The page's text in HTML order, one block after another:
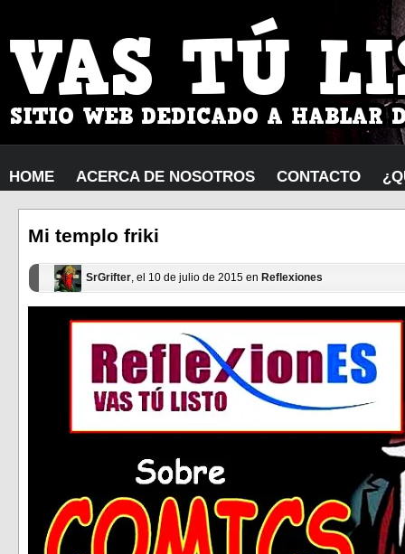
HOME ACERCA DE NOSOTROS CONTACTO
Mi templo friki
SrGrifter, el 10 de julio de 2015 en Reflexiones